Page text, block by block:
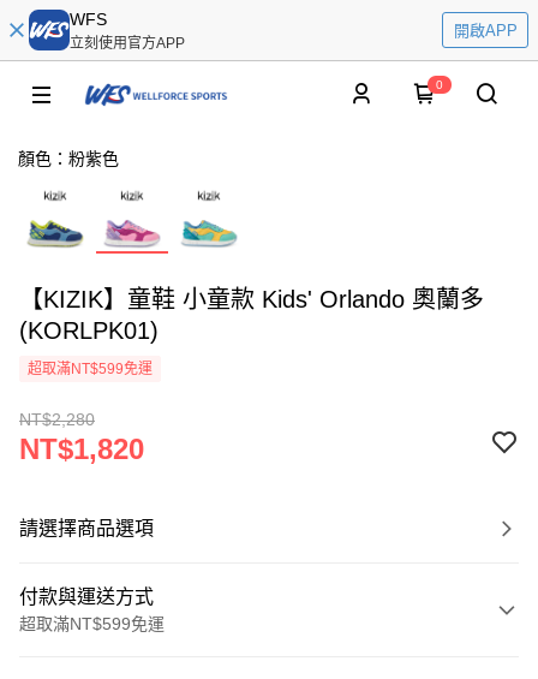
WFS
立刻使用官方APP
開啟APP
0
顏色：粉紫色
【KIZIK】童鞋 小童款 Kids' Orlando 奧蘭多
(KORLPK01)
超取滿NT$599免運
NT$2,280
NT$1,820
請選擇商品選項
付款與運送方式
超取滿NT$599免運